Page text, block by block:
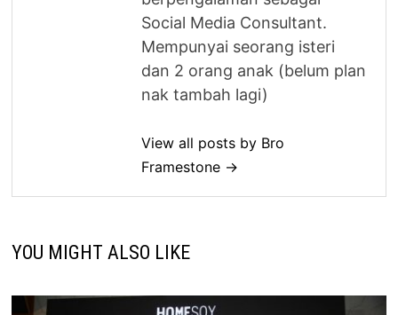
Social Media Consultant.
Mempunyai seorang isteri
dan 2 orang anak (belum plan
nak tambah lagi)
View all posts by Bro
Framestone →
YOU MIGHT ALSO LIKE